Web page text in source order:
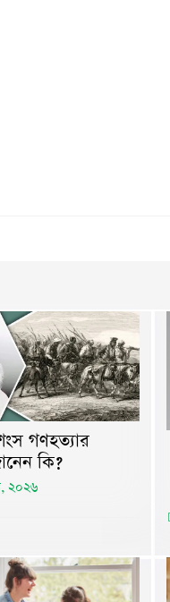
গণহত্যার
কি?
২০২৬